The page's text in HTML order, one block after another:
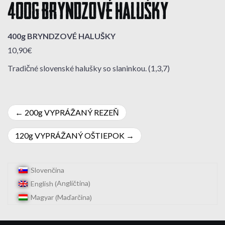
400g BRYNDZOVÉ HALUŠKY
400g BRYNDZOVÉ HALUŠKY
10,90€
Tradičné slovenské halušky so slaninkou. (1,3,7)
Navigácia
v
200g VYPRÁŽANÝ REZEŇ
120g VYPRÁŽANÝ OŠTIEPOK
Slovenčina
English (Angličtina)
Magyar(Maďarčina)